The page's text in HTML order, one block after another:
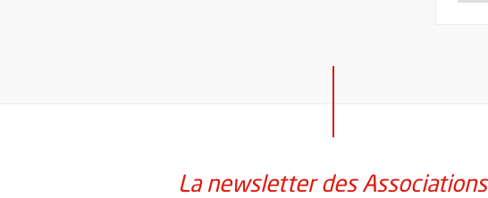
La newsletter des Associations